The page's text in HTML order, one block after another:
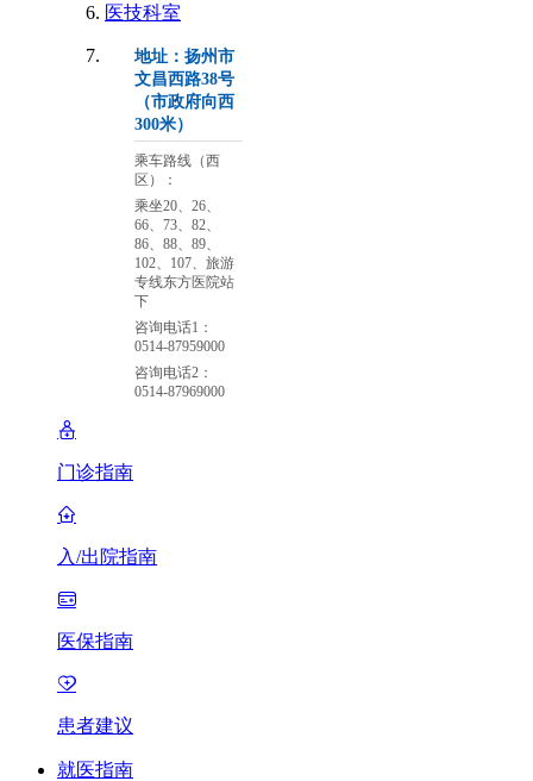
医技科室
地址：扬州市
文昌西路38号
（市政府向西
300米）
乘车路线（西
区）：
乘坐20、26、
66、73、82、
86、88、89、
102、107、旅游
专线东方医院站
下
咨询电话1：
0514-87959000
咨询电话2：
0514-87969000
门诊指南
入/出院指南
医保指南
患者建议
就医指南